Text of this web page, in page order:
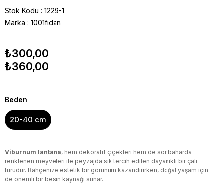
Stok Kodu
1229-1
Marka : 1001fidan
₺300,00
₺360,00
Beden
20-40 cm
Viburnum lantana, hem dekoratif çiçekleri hem de sonbaharda
renklenen meyveleri ile peyzajda sık tercih edilen dayanıklı bir çalı
türüdür. Bahçenize estetik bir görünüm kazandırırken, doğal yaşam için
de önemli bir besin kaynağı sunar.